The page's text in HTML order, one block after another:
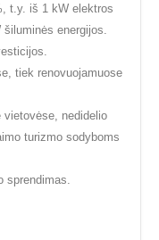
t.y. iš 1 kW elektros
energijos.
tiek renovuojamuose
nedidelio
turizmo sodyboms